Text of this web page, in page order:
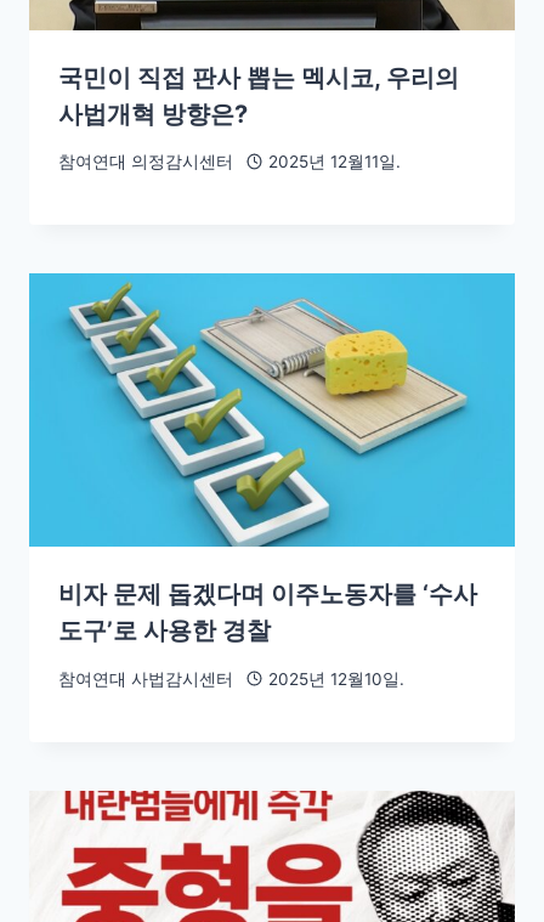
국민이 직접 판사 뽑는 멕시코, 우리의
사법개혁 방향은?
참여연대 의정감시센터 2025년 12월11일.
비자 문제 돕겠다며 이주노동자를 ‘수사
도구’로 사용한 경찰
참여연대 사법감시센터 2025년 12월10일.